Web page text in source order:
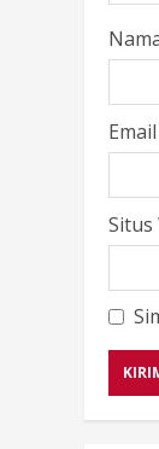
Email
Situs